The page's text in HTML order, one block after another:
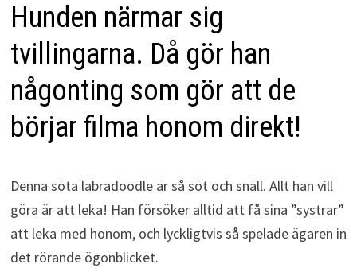
Hunden närmar sig
tvillingarna. Då gör han
någonting som gör att de
börjar filma honom direkt!
Denna söta labradoodle är så söt och snäll. Allt han vill
göra är att leka! Han försöker alltid att få sina ”systrar”
att leka med honom, och lyckligtvis så spelade ägaren in
det rörande ögonblicket.